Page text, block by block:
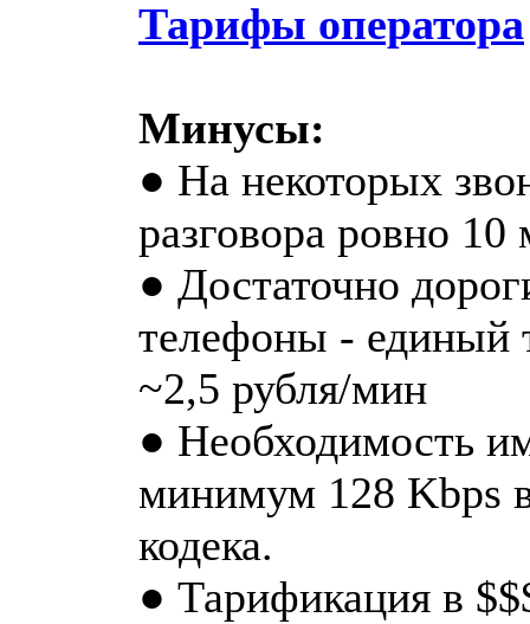
Тарифы оператора
Минусы:
● На некоторых
разговора ровно 10
● Достаточно
телефоны - единый
~2,5 рубля/мин
● Необходимость
минимум 128 Kbps
кодека.
● Тарификация в